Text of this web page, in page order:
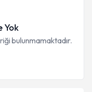
Yok
bulunmamaktadır.